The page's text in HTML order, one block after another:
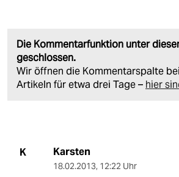
Die Kommentarfunktion unter
geschlossen.
Wir öffnen die Kommentarspalte
Artikeln für etwa drei Tage – hier
K Karsten
18.02.2013, 12:22 Uhr